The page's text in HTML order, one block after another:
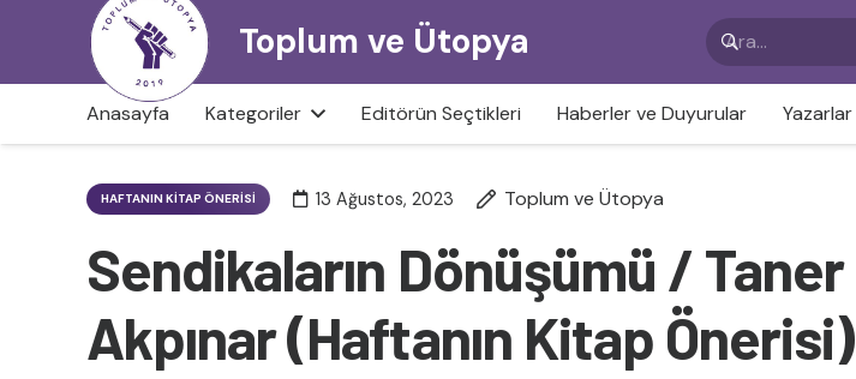
Toplum ve Ütopya
Anasayfa Kategoriler Editörün Seçtikleri Haberler ve Duyurular Yazarlar
HAFTANIN KITAP ÖNERISI 13 Ağustos, 2023 Toplum ve Ütopya
Sendikaların Dönüşümü / Taner
Akpınar (Haftanın Kitap Önerisi)